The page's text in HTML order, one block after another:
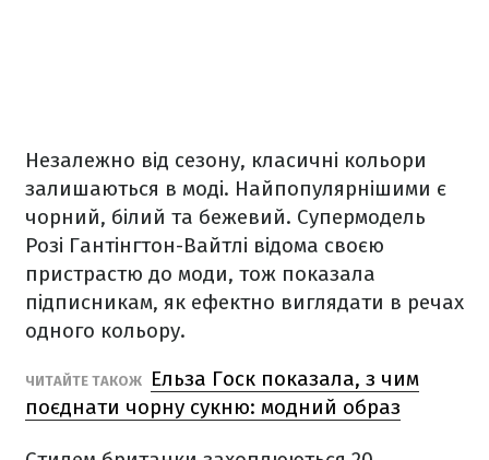
Незалежно від сезону, класичні кольори
залишаються в моді. Найпопулярнішими є
чорний, білий та бежевий. Супермодель
Розі Гантінгтон-Вайтлі відома своєю
пристрастю до моди, тож показала
підписникам, як ефектно виглядати в речах
одного кольору.
ЧИТАЙТЕ ТАКОЖ
Ельза Госк показала, з чим
поєднати чорну сукню: модний образ